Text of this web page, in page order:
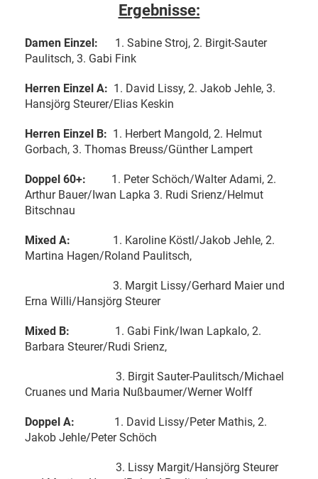
Ergebnisse:
Damen Einzel: 1. Sabine Stroj, 2. Birgit-Sauter
Paulitsch, 3. Gabi Fink
Herren Einzel A: 1. David Lissy, 2. Jakob Jehle, 3.
Hansjörg Steurer/Elias Keskin
Herren Einzel B: 1. Herbert Mangold, 2. Helmut
Gorbach, 3. Thomas Breuss/Günther Lampert
Doppel 60+:
1. Peter Schöch/Walter Adami, 2.
Arthur Bauer/Iwan Lapka 3. Rudi Srienz/Helmut
Bitschnau
Mixed A:
1. Karoline Köstl/Jakob Jehle, 2.
Martina Hagen/Roland Paulitsch,
3. Margit Lissy/Gerhard Maier und
Erna Willi/Hansjörg Steurer
Mixed B: 1. Gabi Fink/Iwan Lapkalo, 2.
Barbara Steurer/Rudi Srienz,
3. Birgit Sauter-Paulitsch/Michael
Cruanes und Maria Nußbaumer/Werner Wolff
Doppel A: 1. David Lissy/Peter Mathis, 2.
Jakob Jehle/Peter Schöch
3. Lissy Margit/Hansjörg Steurer